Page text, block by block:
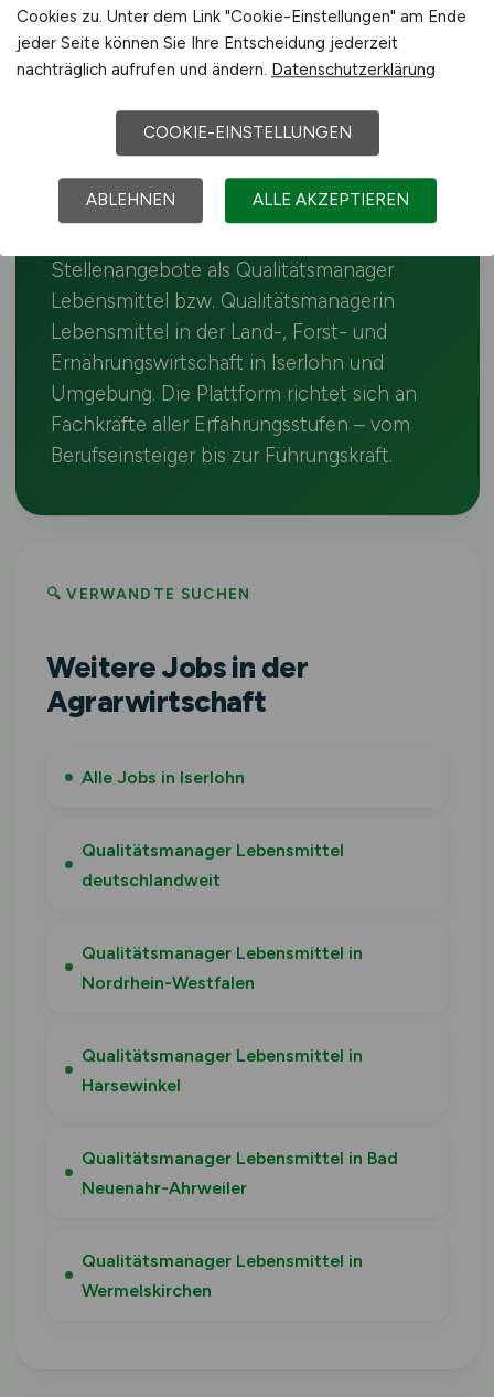
Iserlohn
Rund um Iserlohn sind Betriebe auf
qualifizierte Qualitätsmanager
Lebensmittel-Kräfte angewiesen. Die
Agrarstruktur in Nordrhein-Westfalen
schafft entsprechende Nachfrage. Auf
Stellenangebote als Qualitätsmanager
Lebensmittel bzw. Qualitätsmanagerin
Lebensmittel in der Land-, Forst- und
Ernährungswirtschaft in Iserlohn und
Umgebung. Die Plattform richtet sich an
Fachkräfte aller Erfahrungsstufen – vom
Berufseinsteiger bis zur Führungskraft.
🔍 VERWANDTE SUCHEN
Weitere Jobs in der
Agrarwirtschaft
Alle Jobs in Iserlohn
Qualitätsmanager Lebensmittel
deutschlandweit
Qualitätsmanager Lebensmittel in
Nordrhein-Westfalen
Qualitätsmanager Lebensmittel in
Harsewinkel
Qualitätsmanager Lebensmittel in Bad
Neuenahr-Ahrweiler
Qualitätsmanager Lebensmittel in
Wermelskirchen
Cookies zu. Unter dem Link "Cookie-Einstellungen" am Ende
jeder Seite können Sie Ihre Entscheidung jederzeit
nachträglich aufrufen und ändern. Datenschutzerklärung
COOKIE-EINSTELLUNGEN
ABLEHNEN ALLE AKZEPTIEREN